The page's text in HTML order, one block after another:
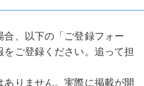
、以下の「ご登録フォー
ご登録ください。追って担
りません。実際に掲載が開